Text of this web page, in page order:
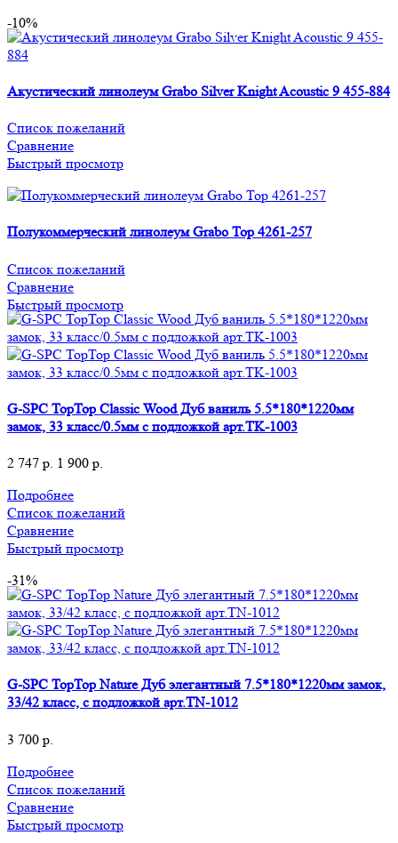
-10%
Акустический линолеум Grabo Silver Knight Acoustic 9 455-884
Список пожеланий
Сравнение
Быстрый просмотр
Полукоммерческий линолеум Grabo Top 4261-257
Список пожеланий
Сравнение
Быстрый просмотр
G-SPC TopTop Сlassic Wood Дуб ваниль 5.5*180*1220мм
замок, 33 класс/0.5мм с подложкой арт.TK-1003
2 747 р. 1 900 р.
Подробнее
Список пожеланий
Сравнение
Быстрый просмотр
-31%
G-SPC TopTop Nature Дуб элегантный 7.5*180*1220мм замок,
33/42 класс, с подложкой арт.TN-1012
3 700 р.
Подробнее
Список пожеланий
Сравнение
Быстрый просмотр